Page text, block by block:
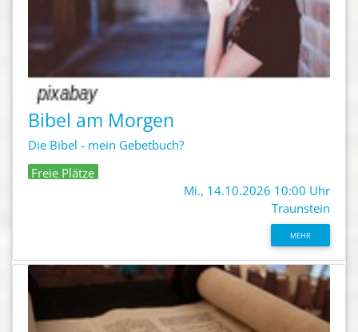
Bibel am Morgen
Die Bibel - mein Gebetbuch?
Freie Plätze
Mi., 14.10.2026 10:00 Uhr
Traunstein
MEHR